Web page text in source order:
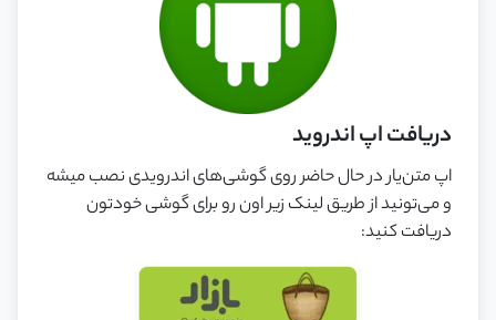
دریافت اپ اندروید
اپ متن‌یار در حال حاضر روی گوشی‌های اندرویدی نصب میشه
و می‌تونید از طریق لینک زیر اون رو برای گوشی خودتون
دریافت کنید: